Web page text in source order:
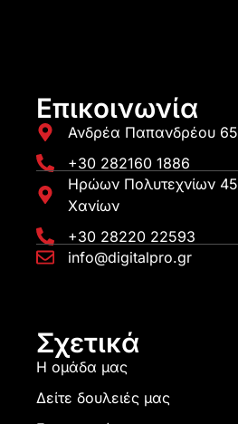
Επικοινωνία
Ανδρέα Παπανδρέου
+30 282160 1886
Ηρώων Πολυτεχνίων
Χανίων
+30 28220 22593
info@digitalpro.gr
Σχετικά
Η ομάδα μας
Δείτε δουλειές μας